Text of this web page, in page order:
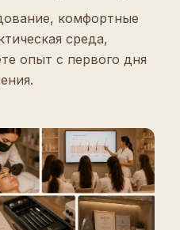
комфортные
среда,
опыт с первого дня